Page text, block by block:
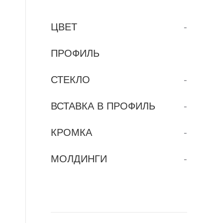
ЦВЕТ -
ПРОФИЛЬ
СТЕКЛО -
ВСТАВКА В ПРОФИЛЬ -
КРОМКА -
МОЛДИНГИ -